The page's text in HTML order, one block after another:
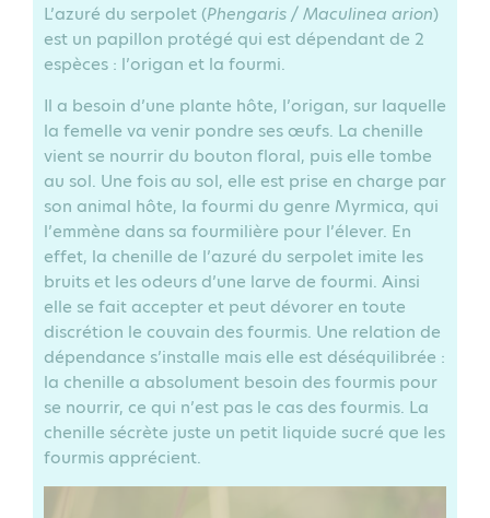
L’azuré du serpolet (Phengaris / Maculinea arion)
est un papillon protégé qui est dépendant de 2
espèces : l’origan et la fourmi.
Il a besoin d’une plante hôte, l’origan, sur laquelle
la femelle va venir pondre ses œufs. La chenille
vient se nourrir du bouton floral, puis elle tombe
au sol. Une fois au sol, elle est prise en charge par
son animal hôte, la fourmi du genre Myrmica, qui
l’emmène dans sa fourmilière pour l’élever. En
effet, la chenille de l’azuré du serpolet imite les
bruits et les odeurs d’une larve de fourmi. Ainsi
elle se fait accepter et peut dévorer en toute
discrétion le couvain des fourmis. Une relation de
dépendance s’installe mais elle est déséquilibrée :
la chenille a absolument besoin des fourmis pour
se nourrir, ce qui n’est pas le cas des fourmis. La
chenille sécrète juste un petit liquide sucré que les
fourmis apprécient.